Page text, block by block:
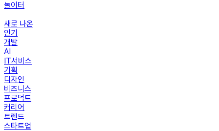
놀이터
새로 나온
인기
개발
AI
IT서비스
기획
디자인
비즈니스
프로덕트
커리어
트렌드
스타트업